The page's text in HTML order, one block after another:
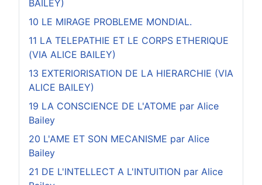
BAILEY)
10 LE MIRAGE PROBLEME MONDIAL.
11 LA TELEPATHIE ET LE CORPS ETHERIQUE
(VIA ALICE BAILEY)
13 EXTERIORISATION DE LA HIERARCHIE (VIA
ALICE BAILEY)
19 LA CONSCIENCE DE L'ATOME par Alice
Bailey
20 L'AME ET SON MECANISME par Alice
Bailey
21 DE L'INTELLECT A L'INTUITION par Alice